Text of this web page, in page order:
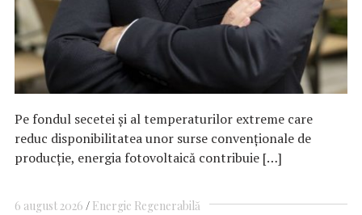
Pe fondul secetei și al temperaturilor extreme care
reduc disponibilitatea unor surse convenționale de
producție, energia fotovoltaică contribuie […]
6 august 2026 Energie Regenerabilă